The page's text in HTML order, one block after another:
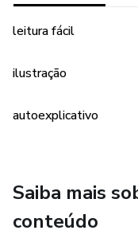
leitura fácil
ilustração
autoexplicativo
Saiba mais
conteúdo